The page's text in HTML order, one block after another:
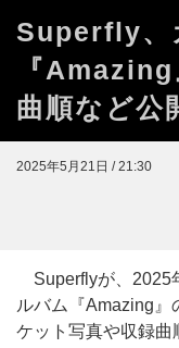
Superfly、
『
曲順など公
2025年5月21日 / 21:30
Superflyが、2025
ルバム『Amazing』
ケット写真や収録曲